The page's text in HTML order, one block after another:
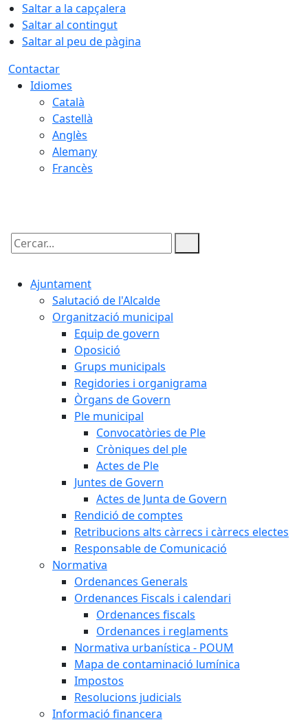
Saltar a la capçalera
Saltar al contingut
Saltar al peu de pàgina
Contactar
Idiomes
Català
Castellà
Anglès
Alemany
Francès
Cercar:
Ajuntament
Salutació de l'Alcalde
Organització municipal
Equip de govern
Oposició
Grups municipals
Regidories i organigrama
Òrgans de Govern
Ple municipal
Convocatòries de Ple
Cròniques del ple
Actes de Ple
Juntes de Govern
Actes de Junta de Govern
Rendició de comptes
Retribucions alts càrrecs i càrrecs electes
Responsable de Comunicació
Normativa
Ordenances Generals
Ordenances Fiscals i calendari
Ordenances fiscals
Ordenances i reglaments
Normativa urbanística - POUM
Mapa de contaminació lumínica
Impostos
Resolucions judicials
Informació financera